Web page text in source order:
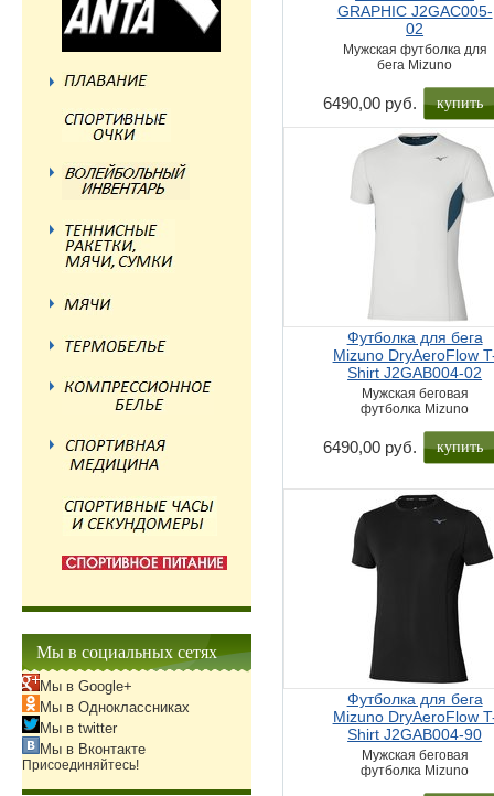
GRAPHIC J2GAC005-
02
Мужская футболка для
бега Mizuno
6490,00 руб. купить
Футболка для бега
Mizuno DryAeroFlow
Shirt J2GAB004-02
Мужская беговая
футболка Mizuno
6490,00 руб. купить
Футболка для бега
Mizuno DryAeroFlow
Shirt J2GAB004-90
Мужская беговая
футболка Mizuno
Мы в социальных сетях
Мы в Google+
Мы в Одноклассниках
Мы в twitter
Мы в Вконтакте
Присоединяйтесь!